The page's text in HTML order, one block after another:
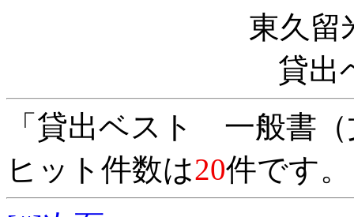
東久留
貸出
「貸出ベスト 一般書
ヒット件数は20件です